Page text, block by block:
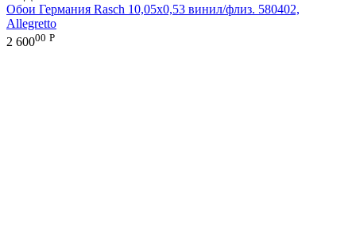
Обои Германия Rasch 10,05x0,53 винил/флиз. 580402,
Allegretto
2 60000 Р